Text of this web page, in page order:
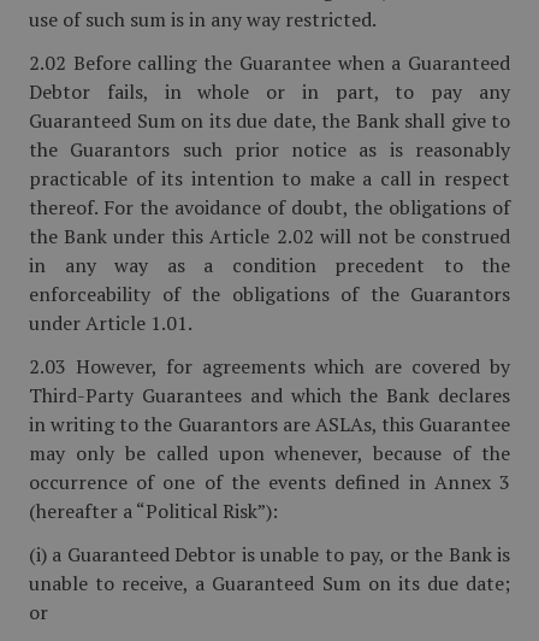
use of such sum is in any way restricted.
2.02 Before calling the Guarantee when a Guaranteed
Debtor fails, in whole or in part, to pay any
Guaranteed Sum on its due date, the Bank shall give to
the Guarantors such prior notice as is reasonably
practicable of its intention to make a call in respect
thereof. For the avoidance of doubt, the obligations of
the Bank under this Article 2.02 will not be construed
in any way as a condition precedent to the
enforceability of the obligations of the Guarantors
under Article 1.01.
2.03 However, for agreements which are covered by
Third-Party Guarantees and which the Bank declares
in writing to the Guarantors are ASLAs, this Guarantee
may only be called upon whenever, because of the
occurrence of one of the events defined in Annex 3
(hereafter a “Political Risk”):
(i) a Guaranteed Debtor is unable to pay, or the Bank is
unable to receive, a Guaranteed Sum on its due date;
or